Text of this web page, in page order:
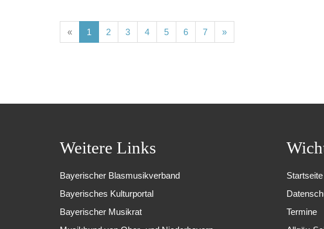
« 1 (current)
2(current)
3(current)
4(current)
5(current)
6(current)
7(current)
»
Weitere Links
Bayerischer Blasmusikverband
Bayerisches Kulturportal
Bayerischer Musikrat
Startseite
Termine